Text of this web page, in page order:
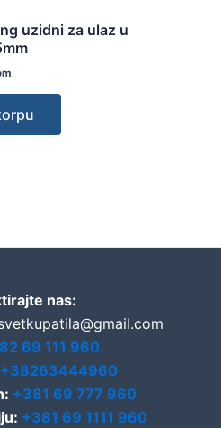
uzidni za ulaz u
nas:
69 111 960
+38263444960
+381 69 777 960
+381 69 1111 960